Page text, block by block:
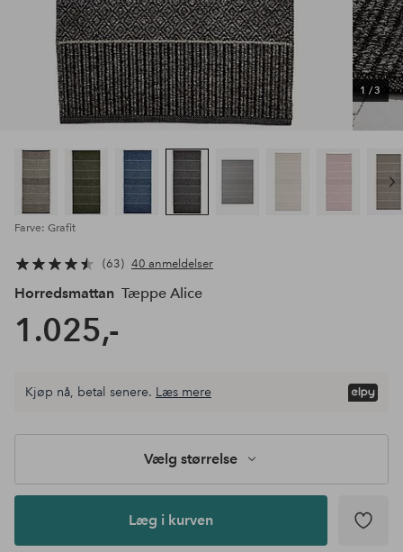
1/3
Farve: Grafit
63 40 anmeldelser
Horredsmattan Tæppe Alice
1.025,-
størrelse
Læg i
Kjøp nå, betal senere. Læs mere
Vælg størrelse
Læg i kurven